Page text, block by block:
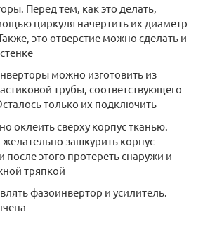
Перед тем, как это делать,
циркуля начертить их диаметр
это отверстие можно сделать и
можно изготовить из
трубы, соответствующего
только их подключить
оклеить сверху корпус тканью.
зашкурить корпус
после этого протереть снаружи и
тряпкой
фазоинвертор и усилитель.